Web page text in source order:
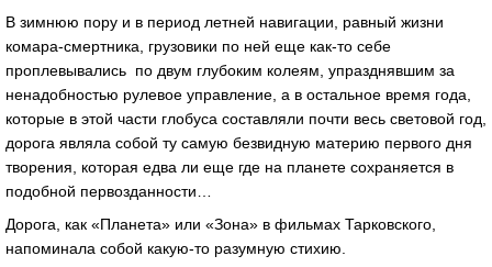
В зимнюю пору и в период летней навигации, равный жизни
комара-смертника, грузовики по ней еще как-то себе
проплевывались по двум глубоким колеям, упразднявшим за
ненадобностью рулевое управление, а в остальное время года,
которые в этой части глобуса составляли почти весь световой год,
дорога являла собой ту самую безвидную материю первого дня
творения, которая едва ли еще где на планете сохраняется в
подобной первозданности…
Дорога, как «Планета» или «Зона» в фильмах Тарковского,
напоминала собой какую-то разумную стихию.